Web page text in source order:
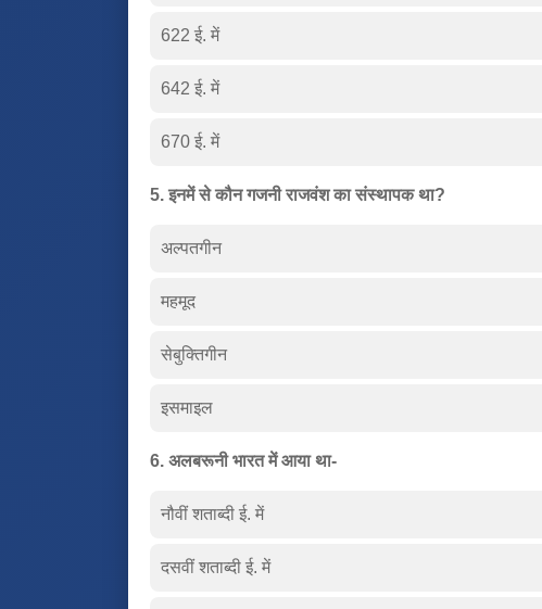
622 ई. में
642 ई. में
670 ई. में
5. इनमें से कौन गजनी राजवंश का संस्थापक था?
अल्पतगीन
महमूद
सेबुक्तिगीन
इसमाइल
6. अलबरूनी भारत में आया था-
नौवीं शताब्दी ई. में
दसवीं शताब्दी ई. में